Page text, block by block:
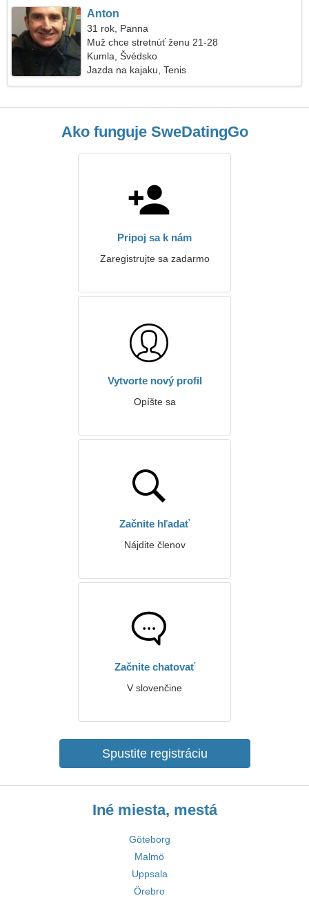
Anton
31 rok, Panna
Muž chce stretnúť ženu 21-28
Kumla, Švédsko
Jazda na kajaku, Tenis
Ako funguje SweDatingGo
Pripoj sa k nám
Zaregistrujte sa zadarmo
Vytvorte nový profil
Opíšte sa
Začnite hľadať
Nájdite členov
Začnite chatovať
V slovenčine
Spustite registráciu
Iné miesta, mestá
Göteborg
Malmö
Uppsala
Örebro